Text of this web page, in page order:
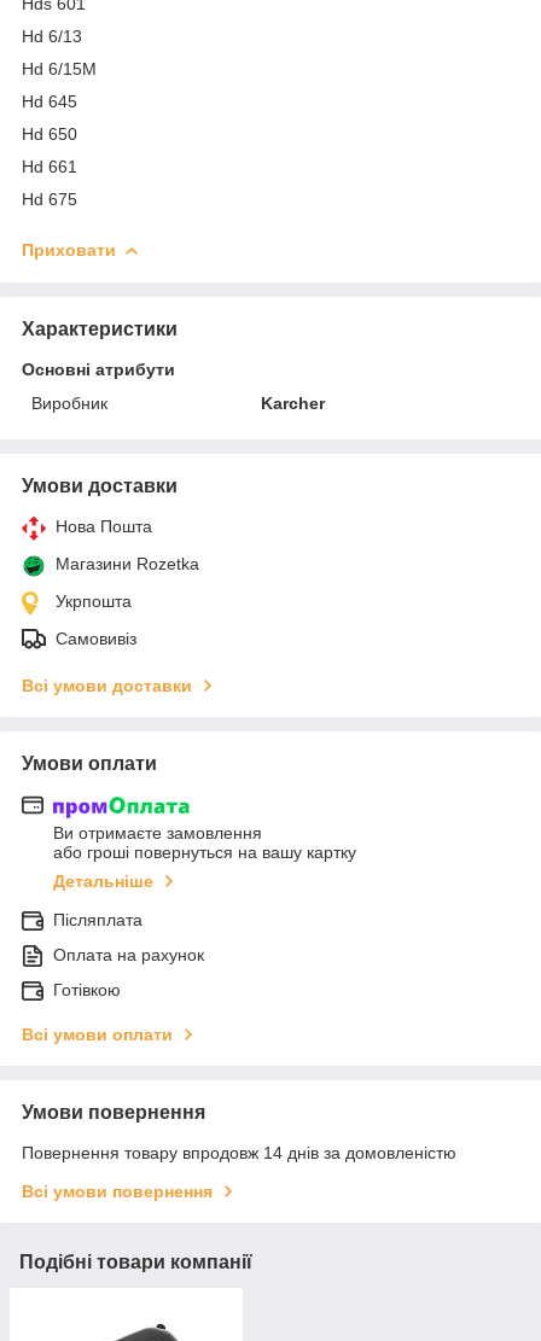
Hd 6/13
Hd 6/15M
Hd 645
Hd 650
Hd 661
Hd 675
Приховати
Характеристики
Основні атрибути
Виробник
Karcher
Умови доставки
Нова Пошта
Магазини Rozetka
Укрпошта
Самовивіз
Всі умови доставки
Умови оплати
Ви отримаєте замовлення
або гроші повернуться на вашу картку
Детальніше
Післяплата
Оплата на рахунок
Готівкою
Всі умови оплати
Умови повернення
Повернення товару впродовж 14 днів за домовленістю
Всі умови повернення
Подібні товари компанії